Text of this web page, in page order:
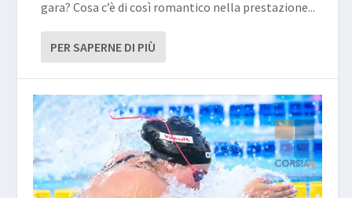
gara? Cosa c’è di così romantico nella prestazione...
PER SAPERNE DI PIÙ